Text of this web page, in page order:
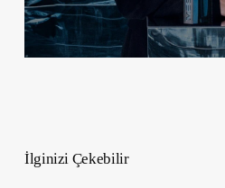
İlginizi Çekebilir